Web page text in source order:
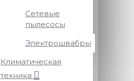
Сетевые
пылесосы
Электрошвабры
Климатическая
техника